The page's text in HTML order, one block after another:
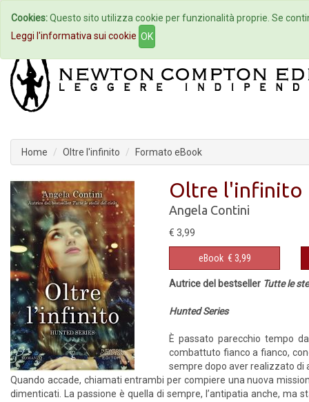
Home Autori Eventi
Home Oltre l'infinito Formato eBook
Oltre l'infinito
Angela Contini
€ 3,99
eBook € 3,99
Autrice del bestseller Tutte le
Hunted Series
È passato parecchio tempo
combattuto fianco a fianco,
sempre dopo aver realizzato di
Quando accade, chiamati entrambi per compiere una nuova
dimenticati. La passione è quella di sempre, l’antipatia anche, ma
Cookies:Questo sito utilizza cookie per funzionalità proprie. Se
Leggi l'informativa sui cookie OK